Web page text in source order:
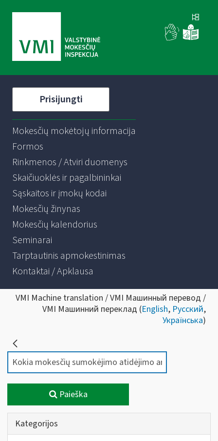
Prisijungti
Mokesčių mokėtojų informacija
Formos
Rinkmenos / Atviri duomenys
Skaičiuoklės ir pagalbininkai
Sąskaitos ir įmokų kodai
Mokesčių žinynas
Mokesčių kalendorius
Seminarai
Tarptautinis apmokestinimas
Kontaktai / Apklausa
VMI Machine translation / VMI Машинный перевод /
VMI Машинний переклад (English, Русский,
Українська)
Paieška
Kategorijos